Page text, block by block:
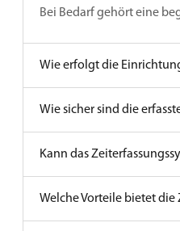
Bei Bedarf gehört eine